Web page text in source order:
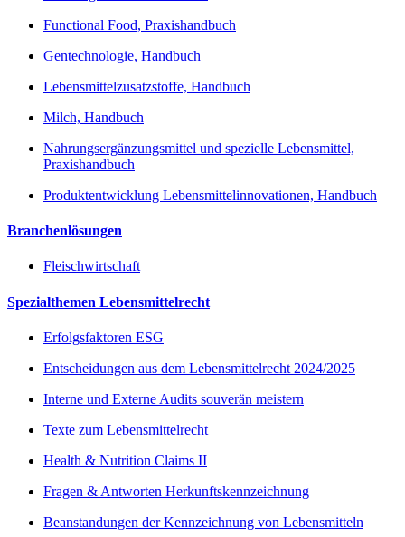
Functional Food, Praxishandbuch
Gentechnologie, Handbuch
Lebensmittelzusatzstoffe, Handbuch
Milch, Handbuch
Nahrungsergänzungsmittel und spezielle Lebensmittel,
Praxishandbuch
Produktentwicklung Lebensmittelinnovationen, Handbuch
Branchenlösungen
Fleischwirtschaft
Spezialthemen Lebensmittelrecht
Erfolgsfaktoren ESG
Entscheidungen aus dem Lebensmittelrecht 2024/2025
Interne und Externe Audits souverän meistern
Texte zum Lebensmittelrecht
Health & Nutrition Claims II
Fragen & Antworten Herkunftskennzeichnung
Beanstandungen der Kennzeichnung von Lebensmitteln